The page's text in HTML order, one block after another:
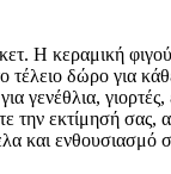
Η κεραμική
τέλειο δώρο για
γενέθλια,
την εκτίμησή σας,
και ενθουσιασμό